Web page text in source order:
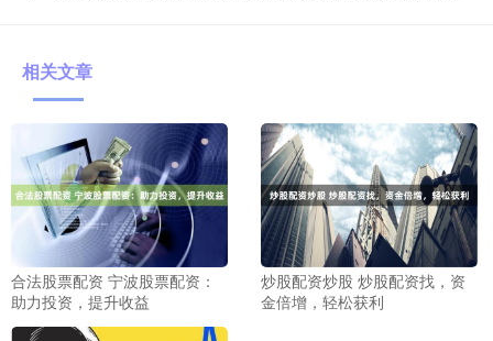
相关文章
合法股票配资 宁波股票配资：
助力投资，提升收益
炒股配资炒股 炒股配资找，资
金倍增，轻松获利